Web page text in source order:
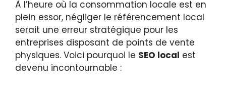
À l’heure où la consommation locale est en
plein essor, négliger le référencement local
serait une erreur stratégique pour les
entreprises disposant de points de vente
physiques. Voici pourquoi le SEO local est
devenu incontournable :